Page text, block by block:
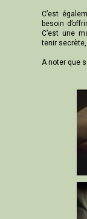
C’est
besoin
C’est une
tenir
A noter que